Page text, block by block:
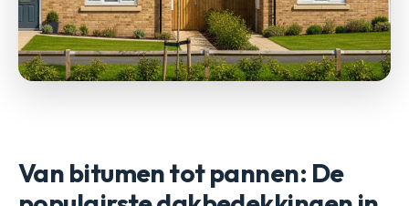
Van bitumen tot pannen: De